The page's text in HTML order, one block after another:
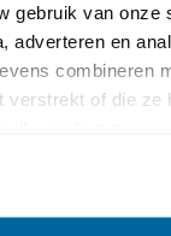
gebruik van onze
adverteren en
combineren
verstrekt of die ze